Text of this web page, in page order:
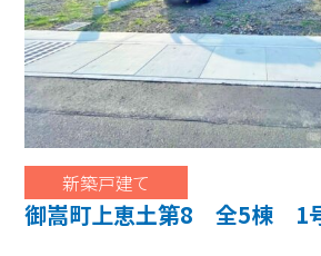
新築戸建て
御嵩町上恵土第8 全5棟 1